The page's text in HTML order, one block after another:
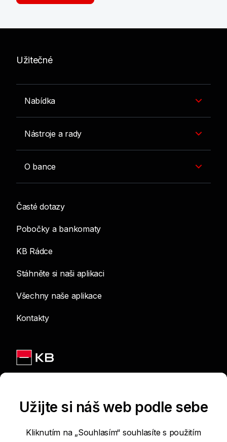
Užitečné
Nabídka
Nástroje a rady
O bance
Časté dotazy
Pobočky a bankomaty
KB Rádce
Stáhněte si naši aplikaci
Všechny naše aplikace
Kontakty
Užijte si náš web podle sebe
Kliknutím na „Souhlasím“ souhlasíte s použitím